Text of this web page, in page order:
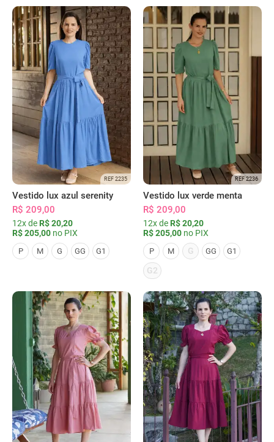
REF 2235
Vestido lux azul serenity
R$ 209,00
12x de R$ 20,20
R$ 205,00 no PIX
P M G GG G1
REF 2236
Vestido lux verde menta
R$ 209,00
12x de R$ 20,20
R$ 205,00 no PIX
P M G GG G1
G2